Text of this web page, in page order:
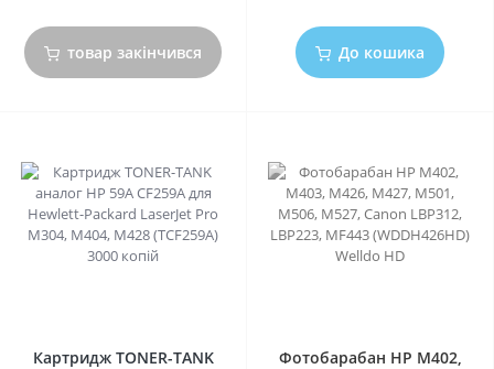
товар закінчився До кошика
Картридж TONER-TANK
Фотобарабан HP M402,